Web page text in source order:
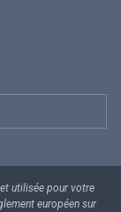
utilisée pour votre
européen sur